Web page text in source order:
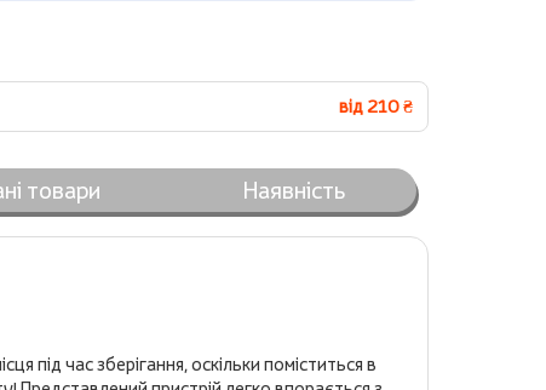
від 210 ₴
товари Наявність
під час зберігання, оскільки поміститься в